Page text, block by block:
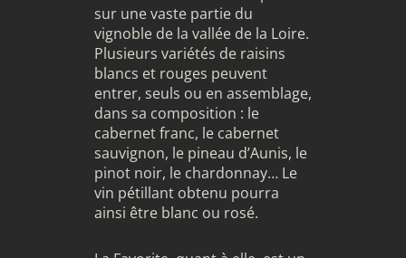
sur une vaste partie du
vignoble de la vallée de la Loire.
Plusieurs variétés de raisins
blancs et rouges peuvent
entrer, seuls ou en assemblage,
dans sa composition : le
cabernet franc, le cabernet
sauvignon, le pineau d’Aunis, le
pinot noir, le chardonnay… Le
vin pétillant obtenu pourra
ainsi être blanc ou rosé.